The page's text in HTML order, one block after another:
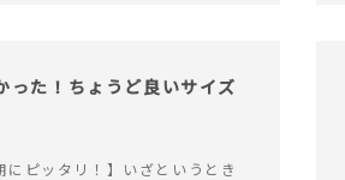
った！ちょうど良いサイズ
にピッタリ！】いざというとき